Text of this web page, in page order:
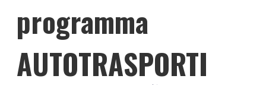
programma
AUTOTRASPORTI